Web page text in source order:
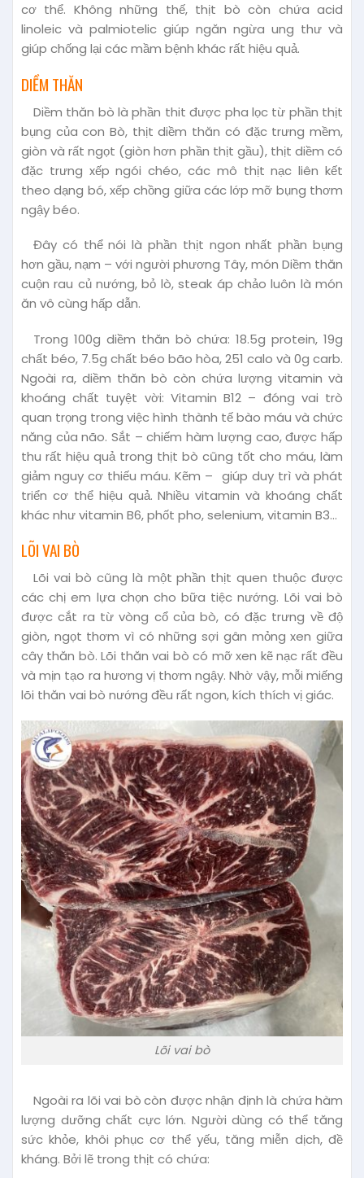
cơ thể. Không những thế, thịt bò còn chứa acid
linoleic và palmiotelic giúp ngăn ngừa ung thư và
giúp chống lại các mầm bệnh khác rất hiệu quả.
DIỀM THĂN
Diềm thăn bò là phần thit được pha lọc từ phần thịt
bụng của con Bò, thịt diềm thăn có đặc trưng mềm,
giòn và rất ngọt (giòn hơn phần thịt gầu), thịt diềm có
đặc trưng xếp ngói chéo, các mô thịt nạc liên kết
theo dạng bó, xếp chồng giữa các lớp mỡ bụng thơm
ngậy béo.
Đây có thể nói là phần thịt ngon nhất phần bụng
hơn gầu, nạm – với người phương Tây, món Diềm thăn
cuộn rau củ nướng, bỏ lò, steak áp chảo luôn là món
ăn vô cùng hấp dẫn.
Trong 100g diềm thăn bò chứa: 18.5g protein, 19g
chất béo, 7.5g chất béo bão hòa, 251 calo và 0g carb.
Ngoài ra, diềm thăn bò còn chứa lượng vitamin và
khoáng chất tuyệt vời: Vitamin B12 – đóng vai trò
quan trọng trong việc hình thành tế bào máu và chức
năng của não. Sắt – chiếm hàm lượng cao, được hấp
thu rất hiệu quả trong thịt bò cũng tốt cho máu, làm
giảm nguy cơ thiếu máu. Kẽm – giúp duy trì và phát
triển cơ thể hiệu quả. Nhiều vitamin và khoáng chất
khác như vitamin B6, phốt pho, selenium, vitamin B3…
LÕI VAI BÒ
Lõi vai bò cũng là một phần thịt quen thuộc được
các chị em lựa chọn cho bữa tiệc nướng. Lõi vai bò
được cắt ra từ vòng cổ của bò, có đặc trưng về độ
giòn, ngọt thơm vì có những sợi gân mỏng xen giữa
cây thăn bò. Lõi thăn vai bò có mỡ xen kẽ nạc rất đều
và mịn tạo ra hương vị thơm ngậy. Nhờ vậy, mỗi miếng
lõi thăn vai bò nướng đều rất ngon, kích thích vị giác.
Lõi vai bò
Ngoài ra lõi vai bò còn được nhận định là chứa hàm
lượng dưỡng chất cực lớn. Người dùng có thể tăng
sức khỏe, khôi phục cơ thể yếu, tăng miễn dịch, đề
kháng. Bởi lẽ trong thịt có chứa: